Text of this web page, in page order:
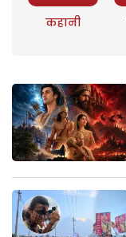
कहानी